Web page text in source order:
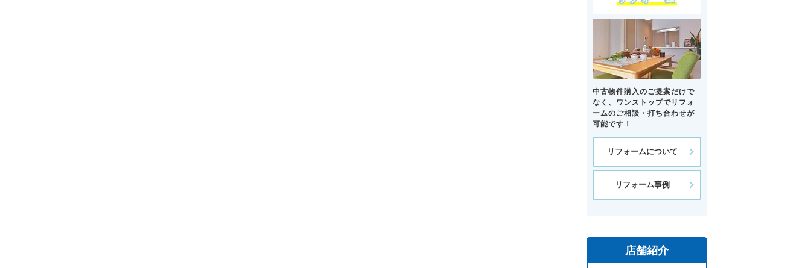
中古物件購入のご提案だけで
なく、ワンストップでリフォ
ームのご相談・打ち合わせが
可能です！
リフォームについて
リフォーム事例
店舗紹介